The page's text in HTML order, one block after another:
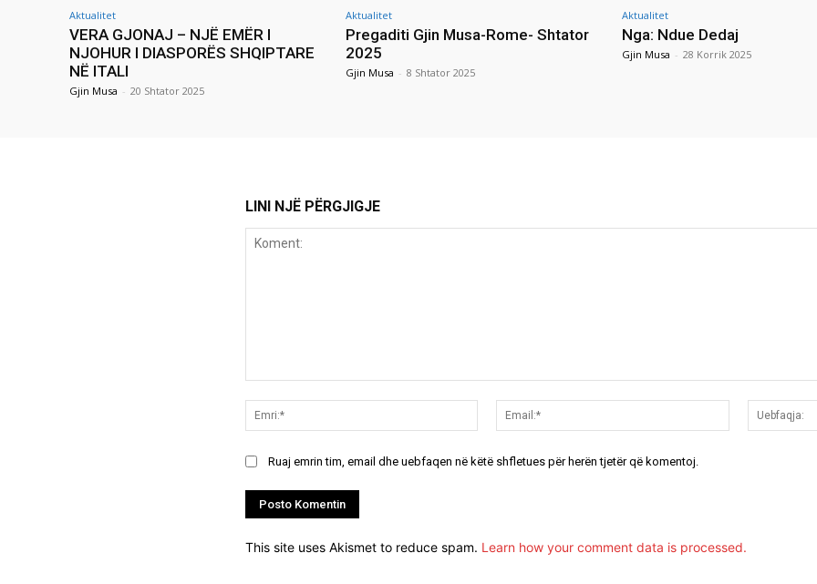
Aktualitet
VERA GJONAJ – NJË EMËR I
NJOHUR I DIASPORËS SHQIPTARE
NË ITALI
Gjin Musa - 20 Shtator 2025
Aktualitet
Pregaditi Gjin Musa-Rome- Shtator
2025
Gjin Musa - 8 Shtator 2025
Aktualitet
Nga: Ndue Dedaj
Gjin Musa - 28 Korrik 2025
LINI NJË PËRGJIGJE
Emri:*
Email:*
Ruaj emrin tim, email dhe uebfaqen në këtë shfletues për herën tjetër që komentoj.
This site uses Akismet to reduce spam. Learn how your comment data is processed.